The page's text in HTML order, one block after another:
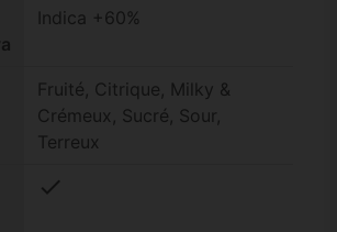
Indica +60%
Fruité, Citrique, Milky &
Crémeux, Sucré, Sour,
Terreux
check